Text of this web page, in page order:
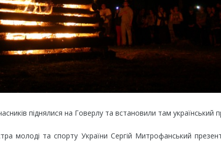
піднялися на Говерлу та встановили там український
молоді та спорту України Сергій Митрофанський